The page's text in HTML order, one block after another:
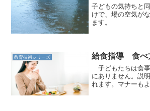
子どもの気持ちと
けで、場の空気が
ます。
教育技術シリーズ 給食指導 食べ
子どもたちは食
にありません。説
れます。マナーも